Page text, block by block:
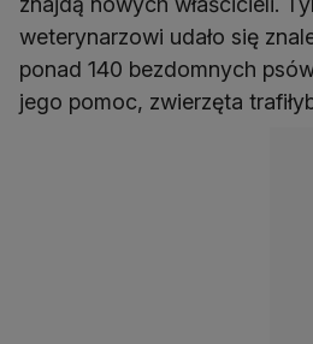
weterynarzowi udało się
ponad 140 bezdomnych
jego pomoc, zwierzęta